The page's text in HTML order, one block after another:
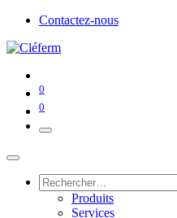
Contactez-nous
0
0
Produits
Services